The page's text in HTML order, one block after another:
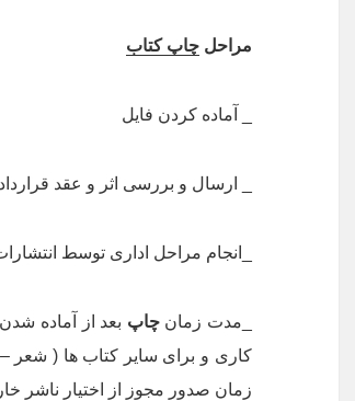
مراحلچاپ کتاب
_ آماده كردن فایل
_ ارسال و بررسی اثر و عقد
_انجام مراحل اداری توسط
_مدت زمانچاپ
زمان صدور مجوز از اختیار ناشر